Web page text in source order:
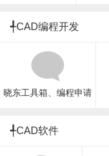
╃CAD编程开发
晓东工具箱、编程申请
╃CAD软件